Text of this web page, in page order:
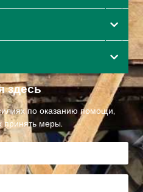
здесь
по оказанию помощи,
принять меры.